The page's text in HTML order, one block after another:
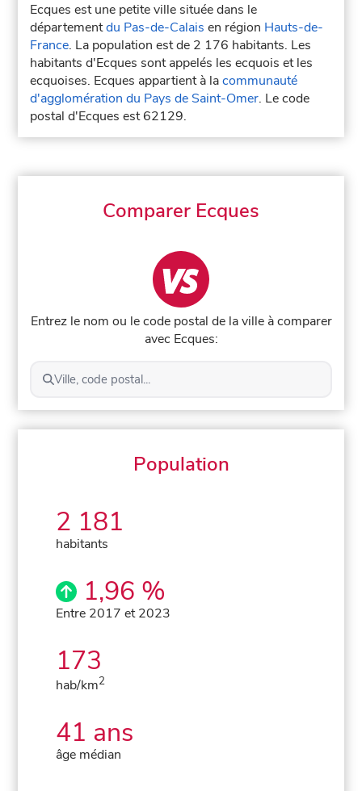
Ecques est une petite ville située dans le
départementdu Pas-de-Calais en région Hauts-de-
France. La population est de 2 176 habitants. Les
habitants d'Ecques sont appelés les ecquois et les
ecquoises. Ecques appartient à lacommunauté
d'agglomération du Pays de Saint-Omer. Le code
postal d'Ecques est 62129.
Comparer Ecques
Entrez le nom ou le code postal de la ville à comparer
avec Ecques:
Ville, code postal...
Population
2 181
habitants
1,96 %
Entre 2017 et 2023
173
hab/km2
41 ans
âge médian